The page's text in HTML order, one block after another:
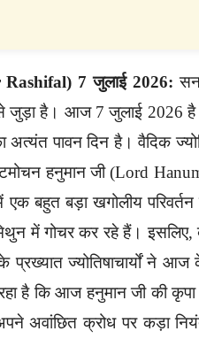
7 जुलाई 2026:
से जुड़ा है। आज 7 जुलाई
अत्यंत पावन दिन है। वैदिक
हनुमान जी (Lord
बहुत बड़ा खगोलीय परिवर्तन
में गोचर कर रहे हैं। इसलिए,
ज्योतिषाचार्यों ने आज
है कि आज हनुमान जी की कृपा
अवांछित क्रोध पर कड़ा